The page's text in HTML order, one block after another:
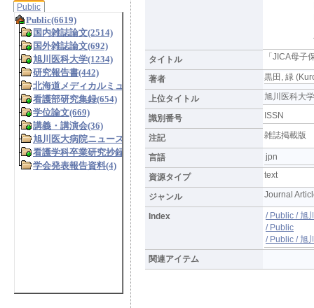
Public
タイトル
「JICA母
著者 黒田, 緑
上位タイトル 旭川医科大
識別番号 ISSN
注記 雑誌掲載版
言語 jpn
資源タイプ text
ジャンル Journal
Index
/ Public / 旭
/ Public
/ Public / 旭
関連アイテム